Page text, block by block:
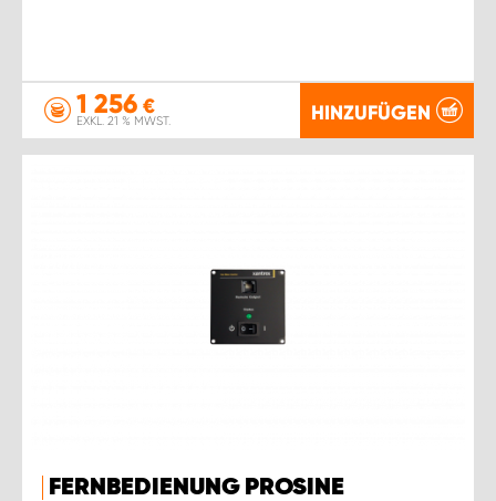
1 256 €
EXKL. 21 % MWST. HINZUFÜGEN
FERNBEDIENUNG PROSINE